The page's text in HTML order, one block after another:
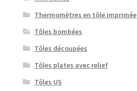
Thermomètres en tôle imprimée
Tôles bombées
Tôles découpées
Tôles plates avec relief
Tôles US